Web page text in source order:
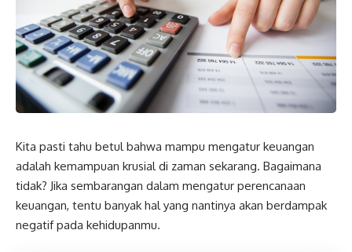
Kita pasti tahu betul bahwa mampu mengatur keuangan
adalah kemampuan krusial di zaman sekarang. Bagaimana
tidak? Jika sembarangan dalam mengatur perencanaan
keuangan, tentu banyak hal yang nantinya akan berdampak
negatif pada kehidupanmu.